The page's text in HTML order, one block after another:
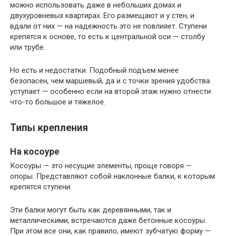
можно использовать даже в небольших домах и
двухуровневых квартирах. Его размещают и у стен, и
вдали от них — на надежность это не повлияет. Ступени
крепятся к основе, то есть к центральной оси — столбу
или трубе.
Но есть и недостатки. Подобный подъем менее
безопасен, чем маршевый, да и с точки зрения удобства
уступает — особенно если на второй этаж нужно отнести
что-то большое и тяжелое.
Типы крепления
На косоуре
Косоуры — это несущие элементы, проще говоря —
опоры. Представляют собой наклонные балки, к которым
крепятся ступени.
Эти балки могут быть как деревянными, так и
металлическими, встречаются даже бетонные косоуры.
При этом все они, как правило, имеют зубчатую форму —